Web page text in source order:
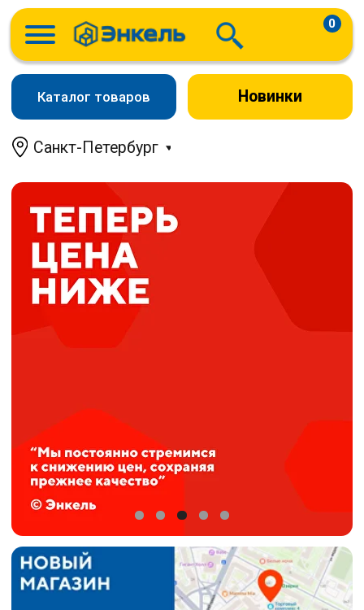
Новинки
Санкт-Петербург